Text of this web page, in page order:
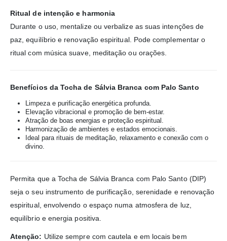
Ritual de intenção e harmonia
Durante o uso, mentalize ou verbalize as suas intenções de
paz, equilíbrio e renovação espiritual. Pode complementar o
ritual com música suave, meditação ou orações.
Benefícios da Tocha de Sálvia Branca com Palo Santo
Limpeza e purificação energética profunda.
Elevação vibracional e promoção de bem-estar.
Atração de boas energias e proteção espiritual.
Harmonização de ambientes e estados emocionais.
Ideal para rituais de meditação, relaxamento e conexão com o
divino.
Permita que a Tocha de Sálvia Branca com Palo Santo (DIP)
seja o seu instrumento de purificação, serenidade e renovação
espiritual, envolvendo o espaço numa atmosfera de luz,
equilíbrio e energia positiva.
Atenção: Utilize sempre com cautela e em locais bem